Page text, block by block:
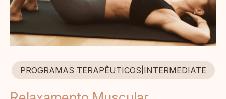
PROGRAMAS TERAPÊUTICOS INTERMEDIATE